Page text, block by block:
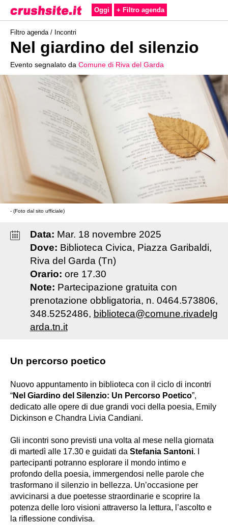
Oggi + Filtro agenda
Filtro agenda / Incontri
Nel giardino del silenzio
Evento segnalato da Comune di Riva del Garda
- (Foto dal sito ufficiale)
Data: Mar. 18 novembre 2025
Dove: Biblioteca Civica, Piazza Garibaldi,
Riva del Garda (Tn)
Orario: ore 17.30
Note: Partecipazione gratuita con
prenotazione obbligatoria, n. 0464.573806,
348.5252486, biblioteca@comune.rivadelg
arda.tn.it
Un percorso poetico
Nuovo appuntamento in biblioteca con il ciclo di incontri
“Nel Giardino del Silenzio: Un Percorso Poetico”,
dedicato alle opere di due grandi voci della poesia, Emily
Dickinson e Chandra Livia Candiani.
Gli incontri sono previsti una volta al mese nella giornata
di martedì alle 17.30 e guidati da Stefania Santoni. I
partecipanti potranno esplorare il mondo intimo e
profondo della poesia, immergendosi nelle parole che
trasformano il silenzio in bellezza. Un’occasione per
avvicinarsi a due poetesse straordinarie e scoprire la
potenza delle loro visioni attraverso la lettura, l’ascolto e
la riflessione condivisa.